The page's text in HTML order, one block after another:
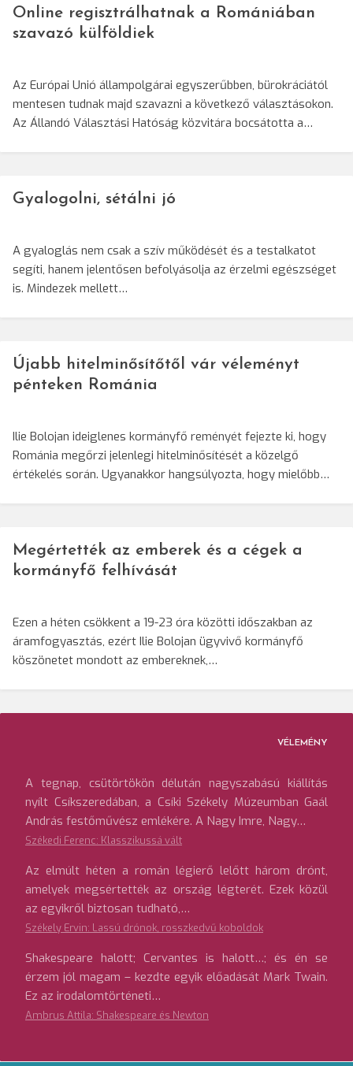
Online regisztrálhatnak a Romániában
szavazó külföldiek
Az Európai Unió állampolgárai egyszerűbben, bürokráciától
mentesen tudnak majd szavazni a következő választásokon.
Az Állandó Választási Hatóság közvitára bocsátotta a…
Gyalogolni, sétálni jó
A gyaloglás nem csak a szív működését és a testalkatot
segíti, hanem jelentősen befolyásolja az érzelmi egészséget
is. Mindezek mellett…
Újabb hitelminősítőtől vár véleményt
pénteken Románia
Ilie Bolojan ideiglenes kormányfő reményét fejezte ki, hogy
Románia megőrzi jelenlegi hitelminősítését a közelgő
értékelés során. Ugyanakkor hangsúlyozta, hogy mielőbb…
Megértették az emberek és a cégek a
kormányfő felhívását
Ezen a héten csökkent a 19-23 óra közötti időszakban az
áramfogyasztás, ezért Ilie Bolojan ügyvivő kormányfő
köszönetet mondott az embereknek,…
VÉLEMÉNY
A tegnap, csütörtökön délután nagyszabású kiállítás
nyílt Csíkszeredában, a Csíki Székely Múzeumban Gaál
András festőművész emlékére. A Nagy Imre, Nagy…
Székedi Ferenc: Klasszikussá vált
Az elmúlt héten a román légierő lelőtt három drónt,
amelyek megsértették az ország légterét. Ezek közül
az egyikről biztosan tudható,…
Székely Ervin: Lassú drónok, rosszkedvű koboldok
Shakespeare halott; Cervantes is halott…; és én se
érzem jól magam – kezdte egyik előadását Mark Twain.
Ez az irodalomtörténeti…
Ambrus Attila: Shakespeare és Newton